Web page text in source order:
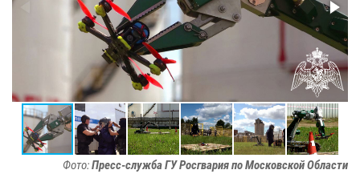
Фото:Пресс-служба ГУ Росгвария по Московской Области